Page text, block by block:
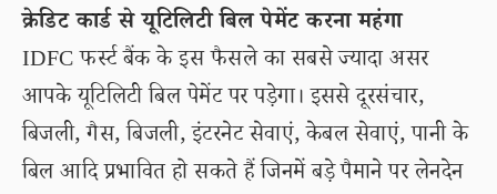
क्रेडिट कार्ड से यूटिलिटी बिल पेमेंट करना महंगा
IDFC फर्स्ट बैंक के इस फैसले का सबसे ज्यादा असर
आपके यूटिलिटी बिल पेमेंट पर पड़ेगा। इससे दूरसंचार,
बिजली, गैस, बिजली, इंटरनेट सेवाएं, केबल सेवाएं, पानी के
बिल आदि प्रभावित हो सकते हैं जिनमें बड़े पैमाने पर लेनदेन